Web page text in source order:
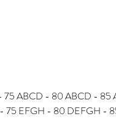
75 ABCD - 80 ABCD -
- 75 EFGH - 80 DEFGH -